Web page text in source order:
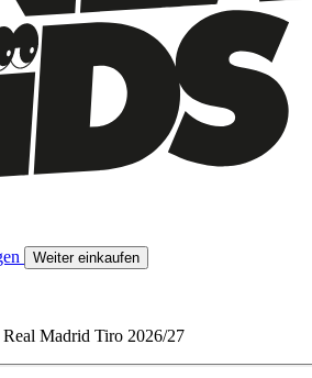
Weiter einkaufen
Madrid Tiro 2026/27